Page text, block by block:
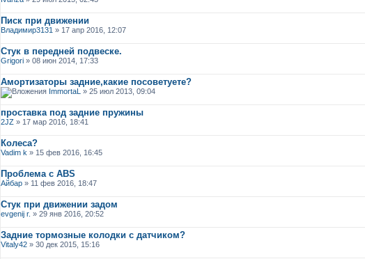
Писк при движении
Владимир3131 » 17 апр 2016, 12:07
Стук в передней подвеске.
Grigori » 08 июн 2014, 17:33
Амортизаторы задние,какие посоветуете?
ImmortaL » 25 июл 2013, 09:04
проставка под задние пружины
2JZ » 17 мар 2016, 18:41
Колеса?
Vadim k » 15 фев 2016, 16:45
Проблема с ABS
Айбар » 11 фев 2016, 18:47
Стук при движении задом
evgenij r. » 29 янв 2016, 20:52
Задние тормозные колодки с датчиком?
Vitaly42 » 30 дек 2015, 15:16